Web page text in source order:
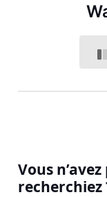
Vous
recherchiez